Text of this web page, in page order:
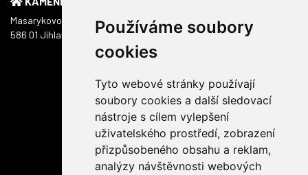
Používáme soubory
cookies
Tyto webové stránky používají
soubory cookies a další sledovací
nástroje s cílem vylepšení
uživatelského prostředí, zobrazení
přizpůsobeného obsahu a reklam,
analýzy návštěvnosti webových
Masarykovo náměstí 1217/51
586 01 Jihlava